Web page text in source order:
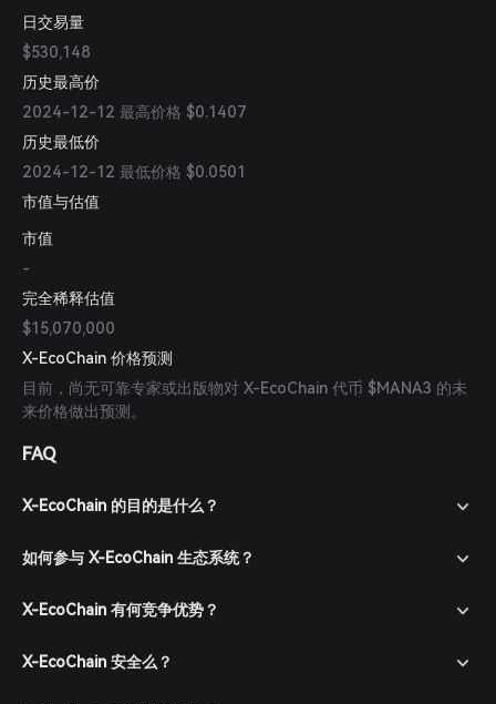
日交易量
$530,148
历史最高价
2024-12-12 最高价格 $0.1407
历史最低价
2024-12-12 最低价格 $0.0501
市值与估值
市值
-
完全稀释估值
$15,070,000
X-EcoChain 价格预测
目前，尚无可靠专家或出版物对 X-EcoChain 代币 $MANA3 的未
来价格做出预测。
FAQ
X-EcoChain 的目的是什么？
如何参与 X-EcoChain 生态系统？
X-EcoChain 有何竞争优势？
X-EcoChain 安全么？